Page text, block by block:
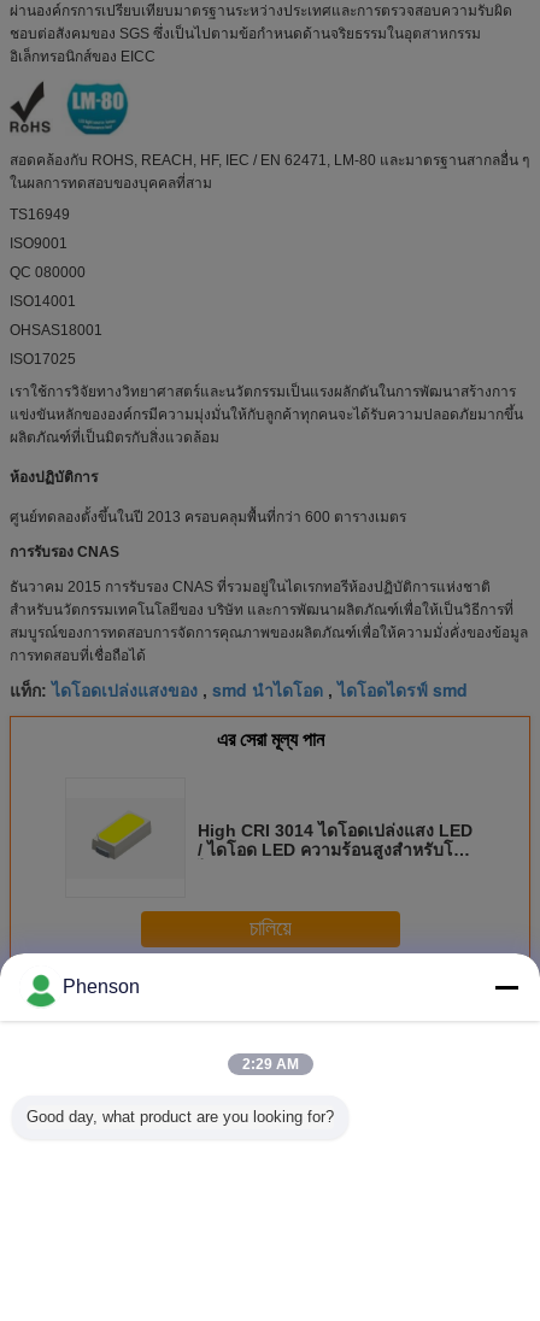
ผ่านองค์กรการเปรียบเทียบมาตรฐานระหว่างประเทศและการตรวจสอบความรับผิด
ชอบต่อสังคมของ SGS ซึ่งเป็นไปตามข้อกำหนดด้านจริยธรรมในอุตสาหกรรม
อิเล็กทรอนิกส์ของ EICC
สอดคล้องกับ ROHS, REACH, HF, IEC / EN 62471, LM-80 และมาตรฐานสากลอื่น ๆ
ในผลการทดสอบของบุคคลที่สาม
TS16949
ISO9001
QC 080000
ISO14001
OHSAS18001
ISO17025
เราใช้การวิจัยทางวิทยาศาสตร์และนวัตกรรมเป็นแรงผลักดันในการพัฒนาสร้างการ
แข่งขันหลักขององค์กรมีความมุ่งมั่นให้กับลูกค้าทุกคนจะได้รับความปลอดภัยมากขึ้น
ผลิตภัณฑ์ที่เป็นมิตรกับสิ่งแวดล้อม
ห้องปฏิบัติการ
ศูนย์ทดลองตั้งขึ้นในปี 2013 ครอบคลุมพื้นที่กว่า 600 ตารางเมตร
การรับรอง CNAS
ธันวาคม 2015 การรับรอง CNAS ที่รวมอยู่ในไดเรกทอรีห้องปฏิบัติการแห่งชาติ
สำหรับนวัตกรรมเทคโนโลยีของ บริษัท และการพัฒนาผลิตภัณฑ์เพื่อให้เป็นวิธีการที่
สมบูรณ์ของการทดสอบการจัดการคุณภาพของผลิตภัณฑ์เพื่อให้ความมั่งคั่งของข้อมูล
การทดสอบที่เชื่อถือได้
แท็ก: ไดโอดเปล่งแสงของ , smd นำไดโอด , ไดโอดไดรฟ์ smd
এর সেরা মূল্য পান
High CRI 3014 ไดโอดเปล่งแสง LED
/ ไดโอด LED ความร้อนสูงสำหรับโคม
চালিয়ে
มากกว่าSMD LED ไดโอด
Phenson
2:29 AM
Good day, what product are you looking for?